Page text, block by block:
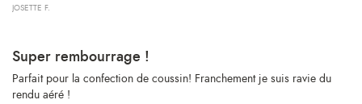
JOSETTE F.
Super rembourrage !
Parfait pour la confection de coussin! Franchement je suis ravie du
rendu aéré !